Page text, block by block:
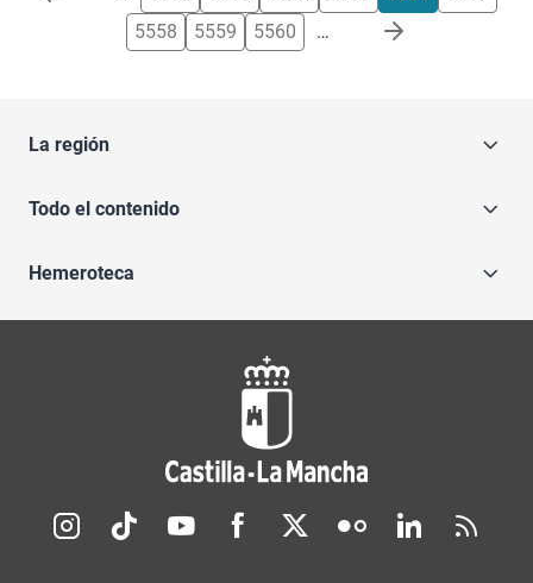
5558
5559 5560 …
La región
Todo el contenido
Hemeroteca
Redes sociales JCCM